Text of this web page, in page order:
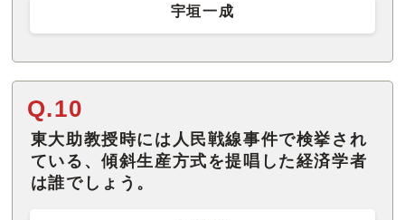
宇垣一成
Q.10
東大助教授時には人民戦線事件で検挙され
ている、傾斜生産方式を提唱した経済学者
は誰でしょう。